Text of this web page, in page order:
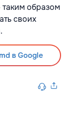
таким образом
своих
в Google